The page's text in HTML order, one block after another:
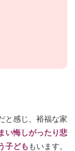
と感じ、裕福な家
い悔しがったり悲
子ども もいます。